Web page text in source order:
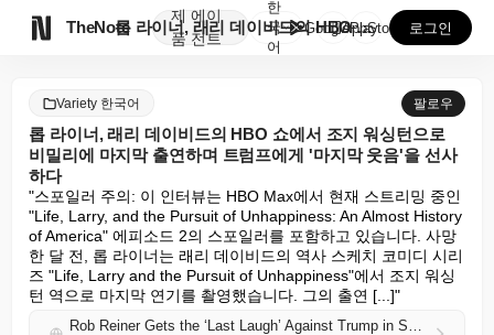
TheNote
제
품
에이
전트
롭 라이너, 래리 데이비드의 HBO 쇼에서 조지 워싱턴...
한
국
어
GooglePlay
AppStore 로그인
Variety 한국어 팔로우
롭 라이너, 래리 데이비드의 HBO 쇼에서 조지 워싱턴으로
비밀리에 마지막 출연하며 트럼프에게 '마지막 웃음'을 선사
하다
"스포일러 주의: 이 인터뷰는 HBO Max에서 현재 스트리밍 중인
"Life, Larry, and the Pursuit of Unhappiness: An Almost History
of America" 에피소드 2의 스포일러를 포함하고 있습니다. 사망
한 달 전, 롭 라이너는 래리 데이비드의 역사 스케치 코미디 시리
즈 "Life, Larry and the Pursuit of Unhappiness"에서 조지 워싱
턴 역으로 마지막 연기를 촬영했습니다. 그의 출연 [...]"
Rob Reiner Gets the ‘Last Laugh’ Against Trump in Secret Final Role as George Washington in Larry David’s HBO Show